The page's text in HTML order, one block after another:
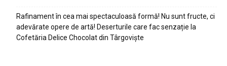
Rafinament în cea mai spectaculoasă formă! Nu sunt fructe, ci
adevărate opere de artă! Deserturile care fac senzație la
Cofetăria Delice Chocolat din Târgoviște